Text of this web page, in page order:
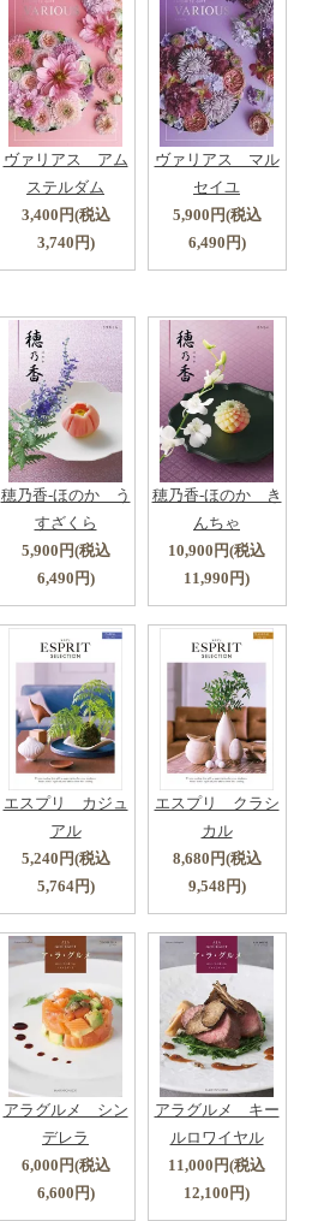
ヴァリアス アム
ステルダム
3,400円(税込
3,740円)
ヴァリアス マル
セイユ
5,900円(税込
6,490円)
穂乃香-ほのか う
すざくら
5,900円(税込
6,490円)
穂乃香-ほのか き
んちゃ
10,900円(税込
11,990円)
エスプリ カジュ
アル
5,240円(税込
5,764円)
エスプリ クラシ
カル
8,680円(税込
9,548円)
アラグルメ シン
デレラ
6,000円(税込
6,600円)
アラグルメ キー
ルロワイヤル
11,000円(税込
12,100円)